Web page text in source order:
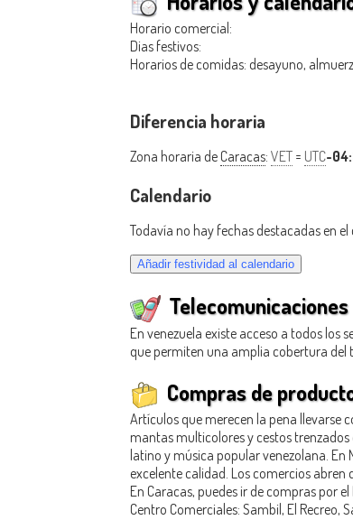
Horario comercial:
Dias festivos:
Horarios de comidas: desayuno,
Diferencia horaria
Zona horaria de Caracas: VET = UTC-
Calendario
Todavía no hay fechas destacadas en el
En venezuela existe acceso a todos
que permiten una amplia cobertura del
Compras de
Artículos que merecen la pena llevarse
mantas multicolores y cestos
latino y música popular venezolana.
excelente calidad. Los comercios abren
En Caracas, puedes ir de compras por
Centro Comerciales: Sambil, El Recreo,